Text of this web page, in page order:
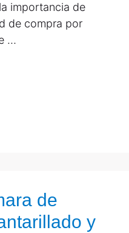
importancia de
de compra por
…
de
y